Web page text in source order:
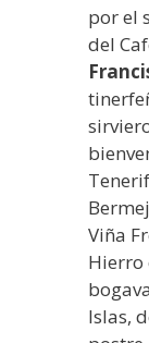
por el
del
Viña
Hierro
Islas,